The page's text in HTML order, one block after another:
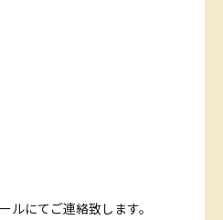
ルにてご連絡致します。